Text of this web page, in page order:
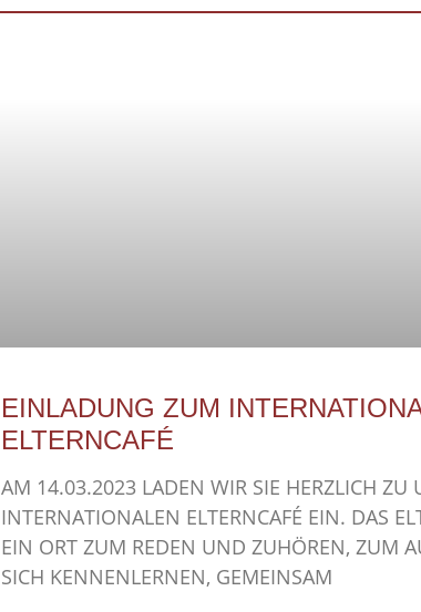
EINLADUNG ZUM
ELTERNCAFÉ
AM 14.03.2023 LADEN WIR SIE HERZLICH ZU
INTERNATIONALEN ELTERNCAFÉ EIN. DAS
EIN ORT ZUM REDEN UND ZUHÖREN, ZUM
SICH KENNENLERNEN, GEMEINSAM